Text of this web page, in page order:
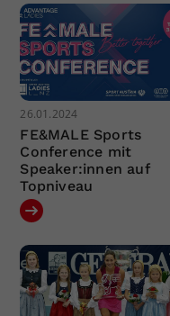
26.01.2024
FE&MALE Sports
Conference mit
Speaker:innen auf
Topniveau